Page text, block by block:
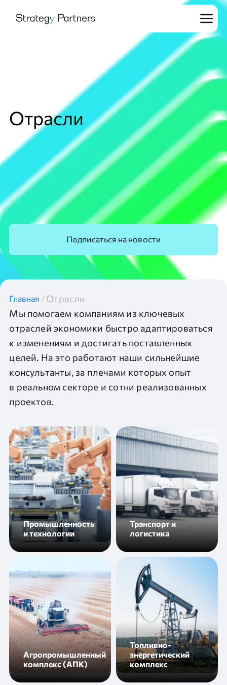
Отрасли
Подписаться на новости
Главная / Отрасли
Мы помогаем компаниям из ключевых
отраслей экономики быстро адаптироваться
к изменениям и достигать поставленных
целей. На это работают наши сильнейшие
консультанты, за плечами которых опыт
в реальном секторе и сотни реализованных
проектов.
Промышленность
и технологии
Транспорт и
логистика
Агропромышленный
комплекс (АПК)
Топливно-
энергетический
комплекс